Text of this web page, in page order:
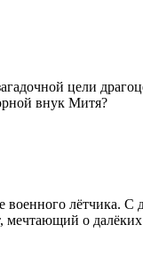
цели
внук Митя?
лётчика.
о